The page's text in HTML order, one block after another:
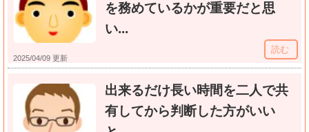
2025/04/09 更新
を務めているかが重要だと思
い...
読む
出来るだけ長い時間を二人で共
有してから判断した方がいい